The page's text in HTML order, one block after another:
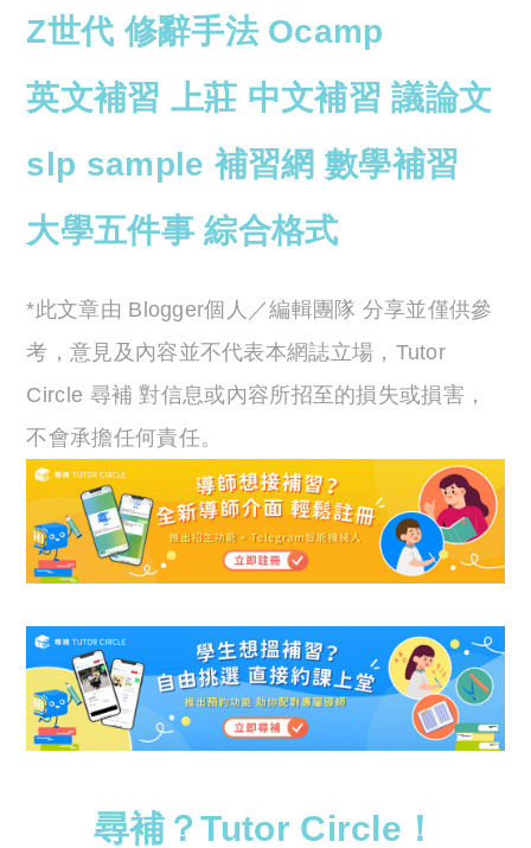
Z世代 修辭手法 Ocamp
英文補習 上莊 中文補習 議論文
slp sample 補習網 數學補習
大學五件事 綜合格式
*此文章由 Blogger個人／編輯團隊 分享並僅供參
考，意見及內容並不代表本網誌立場，Tutor
Circle 尋補 對信息或內容所招至的損失或損害，
不會承擔任何責任。
尋補？Tutor Circle！